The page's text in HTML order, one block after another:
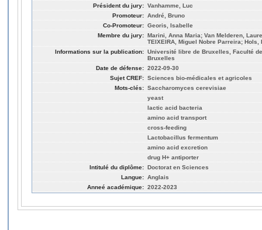
Président du jury: Vanhamme, Luc
Promoteur: André, Bruno
Co-Promoteur: Georis, Isabelle
Membre du jury: Marini, Anna Maria; Van Melderen,
TEIXEIRA, Miguel Nobre Parreira; Hols,
Informations sur la publication: Université libre de Bruxelles, Faculté
Bruxelles
Date de défense: 2022-09-30
Sujet CREF: Sciences bio-médicales et agricoles
Mots-clés: Saccharomyces cerevisiae
yeast
lactic acid bacteria
amino acid transport
cross-feeding
Lactobacillus fermentum
amino acid excretion
drug H+ antiporter
Intitulé du diplôme: Doctorat en Sciences
Langue: Anglais
Anneé académique: 2022-2023